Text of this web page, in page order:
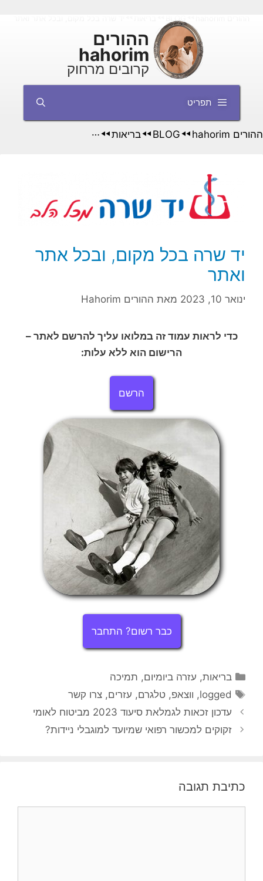
ההורים
hahorim
קרובים מרחוק
תפריט
ההורים hahorim ◄◄
BLOG
◄◄ בריאות ◄◄ יד שרה בכל מקום,
יד שרה בכל מקום, ובכל אתר
ואתר
ינואר 10, 2023 מאת ההורים Hahorim
כדי לראות עמוד זה במלואו עליך להרשם לאתר –
הרישום הוא ללא עלות:
הרשם
כבר רשום? התחבר
קטגוריות
בריאות, עזרה ביומיום, תמיכה
תגיות
logged
, ווצאפ,טלגרם, עזרים,צרו קשר
עדכון זכאות לגמלאת סיעוד 2023 מביטוח לאומי
זקוקים למכשור רפואי שמיועד למוגבלי ניידות?
כתיבת תגובה